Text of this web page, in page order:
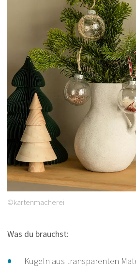
©kartenmacherei
Was du brauchst:
Kugeln aus transparenten